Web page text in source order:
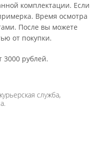
комплектации. Если
Время осмотра
После вы можете
от покупки.
3000 рублей.
служба,